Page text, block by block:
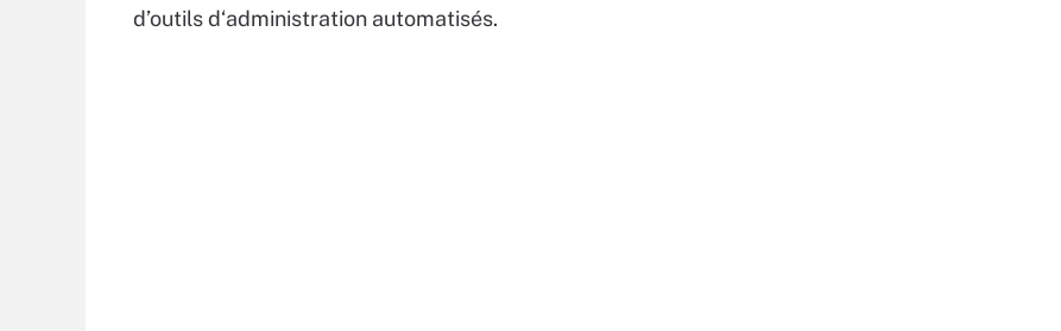
d’outils d‘administration automatisés.